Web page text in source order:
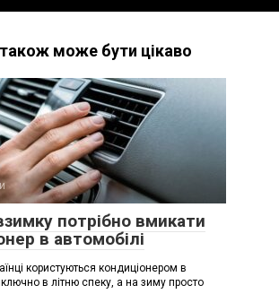
може бути цікаво
потрібно вмикати
в автомобілі
користуються кондиціонером в
в літню спеку, а на зиму просто